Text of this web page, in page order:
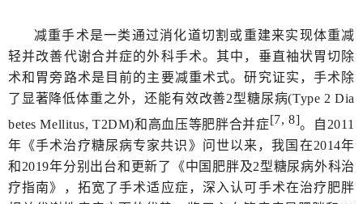
减重手术是一类通过消化道切割或重建来实现体重减
轻并改善代谢合并症的外科手术。其中，垂直袖状胃切除
术和胃旁路术是目前的主要减重术式。研究证实，手术除
了显著降低体重之外，还能有效改善2型糖尿病(Type 2 Dia
betes Mellitus, T2DM)和高血压等肥胖合并症[7, 8]。自2011
年《手术治疗糖尿病专家共识》问世以来，我国在2014年
和2019年分别出台和更新了《中国肥胖及2型糖尿病外科治
疗指南》，拓宽了手术适应症，深入认可手术在治疗肥胖